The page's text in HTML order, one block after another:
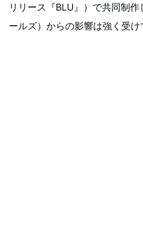
リリース『BLU』）で共同制
ールズ）からの影響は強く受け